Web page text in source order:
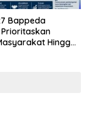
Bappeda
Hingga